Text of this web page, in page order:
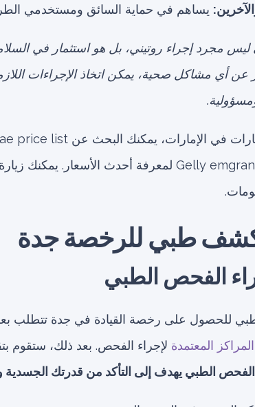
يساهم في حماية السائق ومستخدمي
مجرد إجراء روتيني، بل هو استثمار في
عن أي مشاكل صحية، يمكن اتخاذ الإجراءات
طبي للرخصة جدة
الفحص الطبي
للحصول على رخصة القيادة في جدة تتطلب
المراكز المعتمدة لإجراء الفحص. بعد ذلك، ستقوم
الفحص الطبي يهدف إلى التأكد من قدرتك الجسدية